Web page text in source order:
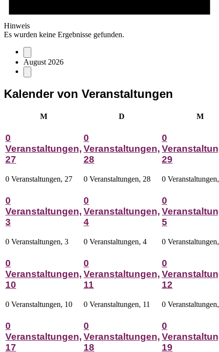
Hinweis
Es wurden keine Ergebnisse gefunden.
August 2026
Kalender von Veranstaltungen
MMontag D M
0
Veranstaltungen,
27
0 Veranstaltungen, 27
0
Veranstaltungen,
28
0 Veranstaltungen, 28
0
29
0
0
Veranstaltungen,
3
0 Veranstaltungen, 3
0
Veranstaltungen,
4
0 Veranstaltungen, 4
0
5
0
0
Veranstaltungen,
10
0 Veranstaltungen, 10
0
Veranstaltungen,
11
0 Veranstaltungen, 11
0
12
0
0
Veranstaltungen,
17
0
Veranstaltungen,
18
0
19